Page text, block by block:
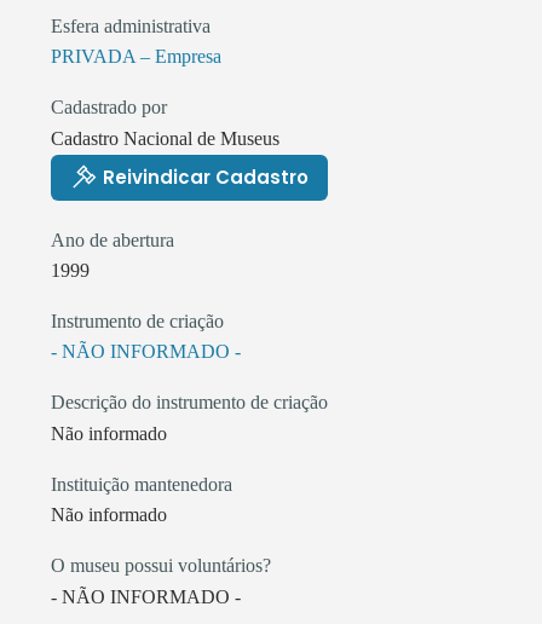
Esfera administrativa
PRIVADA – Empresa
Cadastrado por
Cadastro Nacional de Museus
Reivindicar Cadastro
Ano de abertura
1999
Instrumento de criação
- NÃO INFORMADO -
Descrição do instrumento de criação
Não informado
Instituição mantenedora
Não informado
O museu possui voluntários?
- NÃO INFORMADO -